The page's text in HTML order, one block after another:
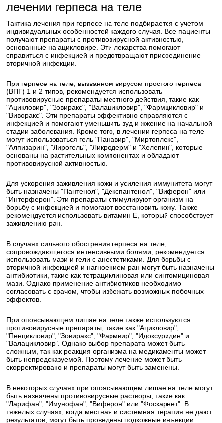
лечении герпеса на теле
Тактика лечения при герпесе на теле подбирается с учетом
индивидуальных особенностей каждого случая. Все пациенты
получают препараты с противовирусной активностью,
основанные на ацикловире. Эти лекарства помогают
справиться с инфекцией и предотвращают присоединение
вторичной инфекции.
При герпесе на теле, вызванном вирусом простого герпеса
(ВПГ) 1 и 2 типов, рекомендуется использовать
противовирусные препараты местного действия, такие как
"Ацикловир", "Зовиракс", "Валацикловир", "Фармцикловир" и
"Виворакс". Эти препараты эффективно справляются с
инфекцией и помогают уменьшить зуд и жжение на начальной
стадии заболевания. Кроме того, в лечении герпеса на теле
могут использоваться гель "Панавир", "Миртоплекс",
"Алпизарин", "Лирогель", "Ликродерм" и "Хелепин", которые
основаны на растительных компонентах и обладают
противовирусной активностью.
Для ускорения заживления кожи и усиления иммунитета могут
быть назначены "Пантенол", "Декспантенол", "Виферон" или
"Интерферон". Эти препараты стимулируют организм на
борьбу с инфекцией и помогают восстановить кожу. Также
рекомендуется использовать витамин Е, который способствует
заживлению ран.
В случаях сильного обострения герпеса на теле,
сопровождающегося интенсивными болями, рекомендуется
использовать мази и гели с анестетиками. Для борьбы с
вторичной инфекцией и нагноением ран могут быть назначены
антибиотики, такие как тетрациклиновая или синтомициновая
мази. Однако применение антибиотиков необходимо
согласовать с врачом, чтобы избежать возможных побочных
эффектов.
При опоясывающем лишае на теле также используются
противовирусные препараты, такие как "Ацикловир",
"Пенцикловир", "Зовиракс", "Фармвир", "Идоксуридин" и
"Валацикловир". Однако выбор препарата может быть
сложным, так как реакция организма на медикаменты может
быть непредсказуемой. Поэтому лечение может быть
скорректировано и препараты могут быть заменены.
В некоторых случаях при опоясывающем лишае на теле могут
быть назначены противовирусные растворы, такие как
"Ларифан", "Имунофан", "Виферон" или "Фоскарнет". В
тяжелых случаях, когда местная и системная терапия не дают
результатов, могут быть проведены подкожные инъекции.